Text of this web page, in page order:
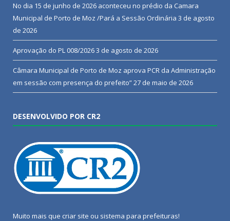
No dia 15 de junho de 2026 aconteceu no prédio da Camara
Municipal de Porto de Moz /Pará a Sessão Ordinária 3 de agosto
de 2026
Aprovação do PL 008/20263 de agosto de 2026
Câmara Municipal de Porto de Moz aprova PCR da Administração
em sessão com presença do prefeito”27 de maio de 2026
DESENVOLVIDO POR CR2
Muito mais que criar site ou sistema para prefeituras!